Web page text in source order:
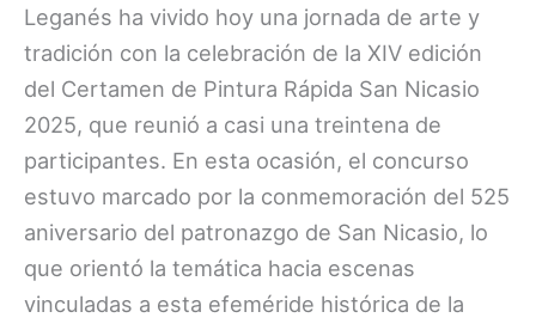
Leganés ha vivido hoy una jornada de arte y
tradición con la celebración de la XIV edición
del Certamen de Pintura Rápida San Nicasio
2025, que reunió a casi una treintena de
participantes. En esta ocasión, el concurso
estuvo marcado por la conmemoración del 525
aniversario del patronazgo de San Nicasio, lo
que orientó la temática hacia escenas
vinculadas a esta efeméride histórica de la